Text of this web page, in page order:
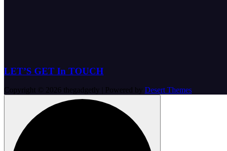
LET’S GET In TOUCH
Copyright © 2026 thegadgetly | Powered by Desert Themes